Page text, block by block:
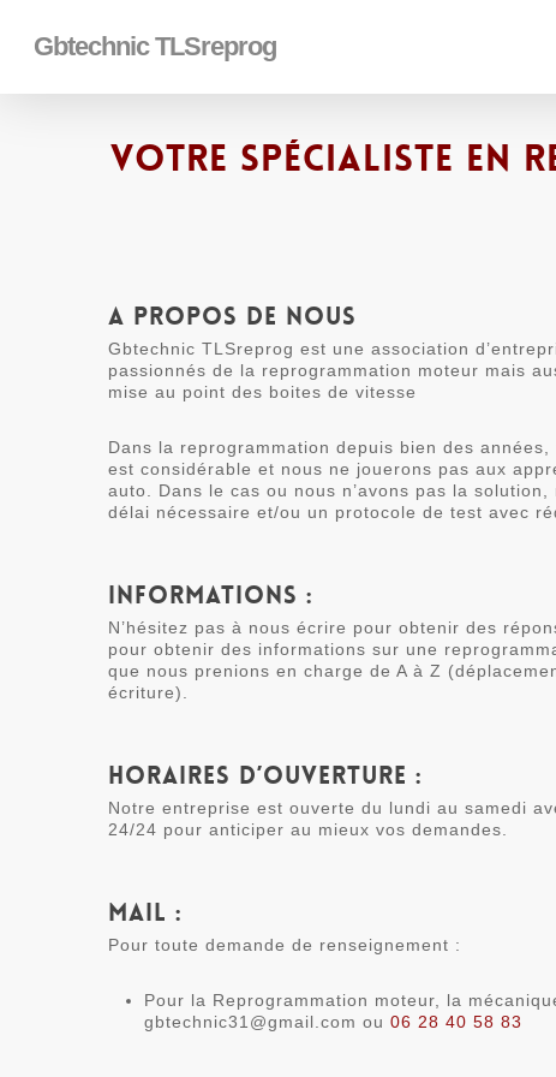
mainGbtechnic TLSreprog
Votre spécialiste en
A propos de nous
Gbtechnic TLSreprog est une association
passionnés de la reprogrammation moteur mais
mise au point des boites de vitesse
Dans la reprogrammation depuis bien des
est considérable et nous ne jouerons pas aux
auto. Dans le cas ou nous n’avons pas la
délai nécessaire et/ou un protocole de test avec
Informations :
N’hésitez pas à nous écrire pour obtenir des
pour obtenir des informations sur une
que nous prenions en charge de A à Z
écriture).
Horaires d’ouverture :
Notre entreprise est ouverte du lundi au samedi
24/24 pour anticiper au mieux vos demandes.
Mail :
Pour toute demande de renseignement :
Pour la Reprogrammation moteur, la
gbtechnic31@gmail.com ou06 28 40 58 83